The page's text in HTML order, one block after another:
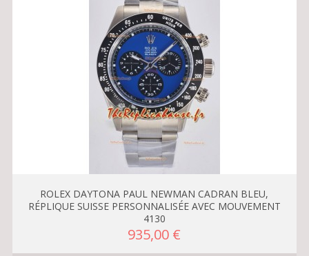
ROLEX DAYTONA PAUL NEWMAN CADRAN BLEU,
RÉPLIQUE SUISSE PERSONNALISÉE AVEC MOUVEMENT
4130
935,00 €